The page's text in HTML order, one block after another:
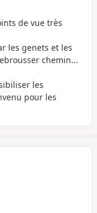
de vue très
les genets et les
chemin...
les
pour les